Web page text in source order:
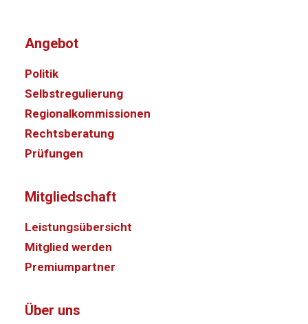
Angebot
Politik
Selbstregulierung
Regionalkommissionen
Rechtsberatung
Prüfungen
Mitgliedschaft
Leistungsübersicht
Mitglied werden
Premiumpartner
Über uns